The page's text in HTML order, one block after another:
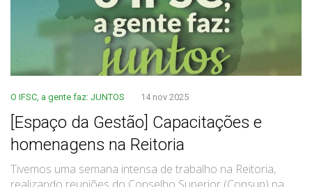
O IFSC, a gente faz: JUNTOS 14 nov 2025
[Espaço da Gestão] Capacitações e
homenagens na Reitoria
Tivemos uma semana intensa de trabalho na Reitoria,